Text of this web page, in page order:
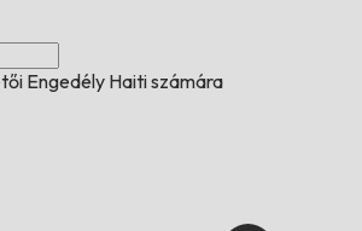
Engedély Haiti számára